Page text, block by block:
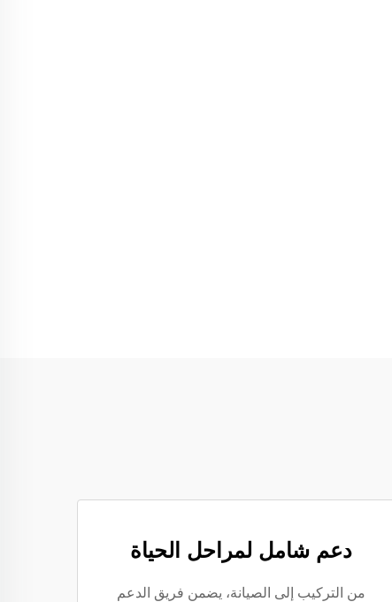
دعم شامل لمراحل الحياة
من التركيب إلى الصيانة، يضمن فريق الدعم